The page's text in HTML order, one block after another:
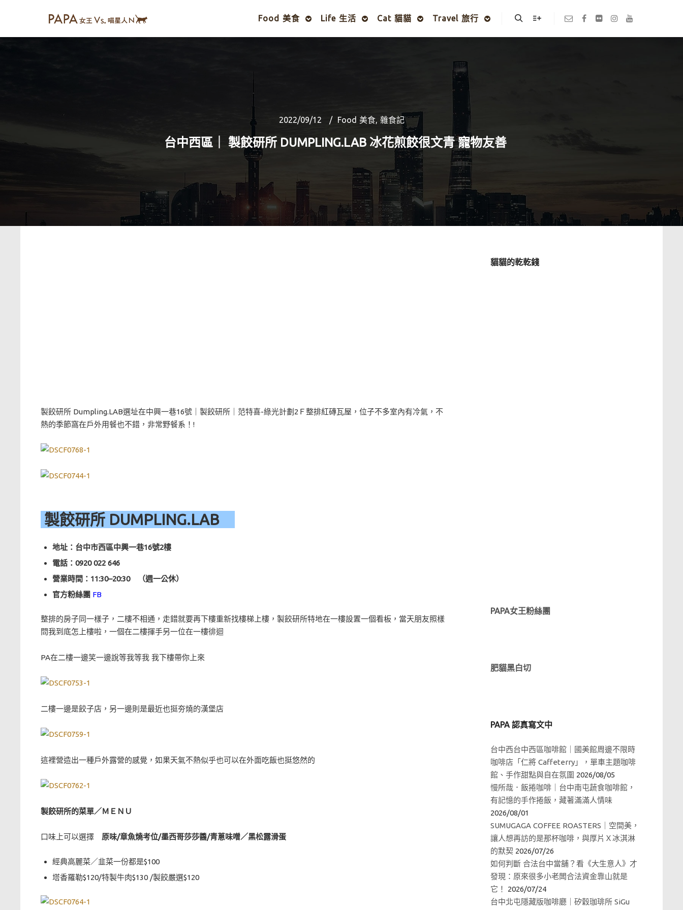
Food 美食 Life 生活 Cat 貓貓 Travel 旅行
2022/09/12 Food 美食, 雜食記
台中西區｜ 製餃研所 DUMPLING.LAB 冰花煎餃很文青 寵物友善
製餃研所 Dumpling.LAB選址在中興一巷16號｜製餃研所｜范特喜-綠光計劃2Ｆ整排紅磚瓦屋，位子不多室內有冷氣，不
熱的季節窩在戶外用餐也不錯，非常野餐系！!
製餃研所 DUMPLING.LAB
地址：台中市西區中興一巷16號2樓
電話： 0920 022 646
營業時間：11:30–20:30 （週一公休）
官方粉絲團 FB
整排的房子同一樣子，二樓不相通，走錯就要再下樓重新找樓梯上樓，製餃研所特地在一樓設置一個看板，當天朋友照樣
問我到底怎上樓啦，一個在二樓揮手另一位在一樓徘迴
PA在二樓一邊笑一邊說等我等我 我下樓帶你上來
二樓一邊是餃子店，另一邊則是最近也挺夯燒的漢堡店
這裡營造出一種戶外露營的感覺，如果天氣不熱似乎也可以在外面吃飯也挺悠然的
製餃研所的菜單／ＭＥＮＵ
口味上可以選擇 原味/章魚燒考位/墨西哥莎莎醬/青蔥味噌／黑松露滑蛋
經典高麗菜／韭菜一份都是$100
塔香羅勒$120/特製牛肉$130 /製餃嚴選$120
貓貓的乾乾錢
PAPA女王粉絲團
肥貓黑白切
PAPA 認真寫文中
台中西台中西區咖啡館｜國美館周邊不限時
咖啡店「仁將 Caffeterry」，單車主題咖啡
館、手作甜點與自在氛圍 2026/08/05
慢所哉．飯捲咖啡｜台中南屯蔬食咖啡館，
有記憶的手作捲飯，藏著滿滿人情味
2026/08/01
SUMUGAGA COFFEE ROASTERS｜空間美，
讓人想再訪的是那杯咖啡，與厚片Ｘ冰淇淋
的默契 2026/07/26
如何判斷 合法台中當舖？看《大生意人》才
發現：原來很多小老闆合法資金靠山就是
它！
2026/07/24
台中北屯隱藏版咖啡廳｜矽穀珈琲所 SiGu